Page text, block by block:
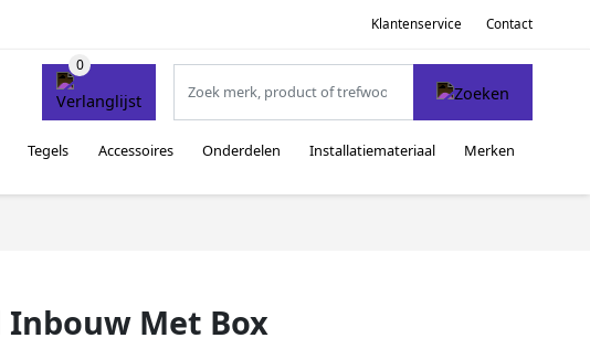
Klantenservice Contact
Tegels Accessoires Onderdelen Installatiemateriaal Merken
Inbouw Met Box